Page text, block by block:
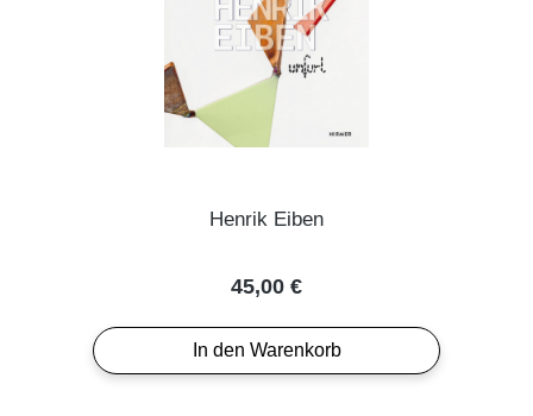
Henrik Eiben
Regulärer Preis:
45,00 €
In den Warenkorb